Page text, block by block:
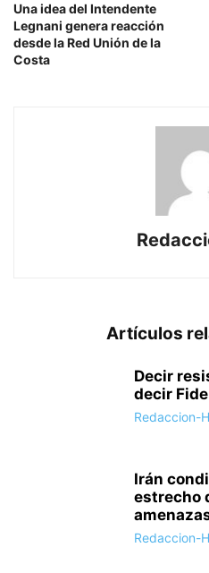
Una idea del Intendente
Legnani genera reacción
desde la Red Unión de la
Costa
Artículos
Decir
decir
Redaccion-
Irán
estrecho
Redaccion-